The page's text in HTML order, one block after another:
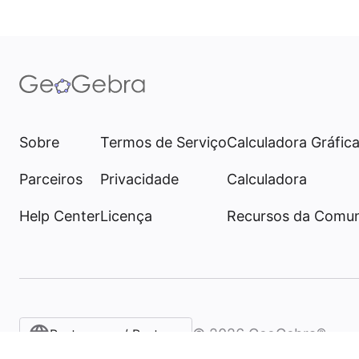
Sobre
Parceiros
Help Center
Termos de Serviço
Privacidade
Licença
Calculadora Gráfica
Calculadora
Recursos da
Portuguese / Português (Brasil)
© 2026 GeoGebra®